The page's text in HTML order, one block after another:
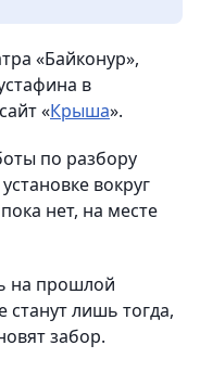
«Байконур»,
в
«Крыша».
по разбору
вокруг
нет, на месте
на прошлой
станут лишь тогда,
забор.